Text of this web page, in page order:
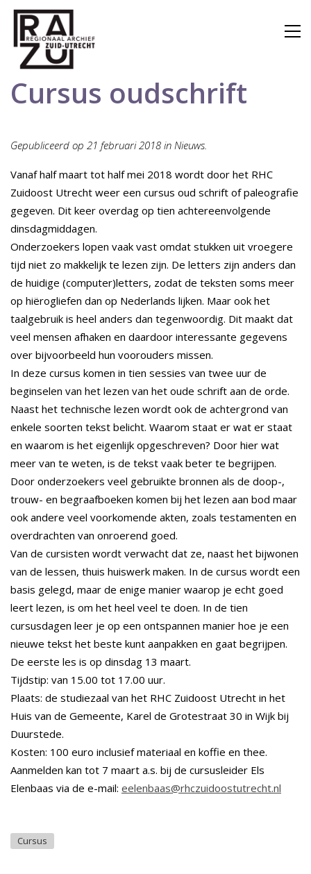
Cursus oudschrift
Gepubliceerd op 21 februari 2018 in Nieuws.
Vanaf half maart tot half mei 2018 wordt door het RHC
Zuidoost Utrecht weer een cursus oud schrift of paleografie
gegeven. Dit keer overdag op tien achtereenvolgende
dinsdagmiddagen.
Onderzoekers lopen vaak vast omdat stukken uit vroegere
tijd niet zo makkelijk te lezen zijn. De letters zijn anders dan
de huidige (computer)letters, zodat de teksten soms meer
op hiërogliefen dan op Nederlands lijken. Maar ook het
taalgebruik is heel anders dan tegenwoordig. Dit maakt dat
veel mensen afhaken en daardoor interessante gegevens
over bijvoorbeeld hun voorouders missen.
In deze cursus komen in tien sessies van twee uur de
beginselen van het lezen van het oude schrift aan de orde.
Naast het technische lezen wordt ook de achtergrond van
enkele soorten tekst belicht. Waarom staat er wat er staat
en waarom is het eigenlijk opgeschreven? Door hier wat
meer van te weten, is de tekst vaak beter te begrijpen.
Door onderzoekers veel gebruikte bronnen als de doop-,
trouw- en begraafboeken komen bij het lezen aan bod maar
ook andere veel voorkomende akten, zoals testamenten en
overdrachten van onroerend goed.
Van de cursisten wordt verwacht dat ze, naast het bijwonen
van de lessen, thuis huiswerk maken. In de cursus wordt een
basis gelegd, maar de enige manier waarop je echt goed
leert lezen, is om het heel veel te doen. In de tien
cursusdagen leer je op een ontspannen manier hoe je een
nieuwe tekst het beste kunt aanpakken en gaat begrijpen.
De eerste les is op dinsdag 13 maart.
Tijdstip: van 15.00 tot 17.00 uur.
Plaats: de studiezaal van het RHC Zuidoost Utrecht in het
Huis van de Gemeente, Karel de Grotestraat 30 in Wijk bij
Duurstede.
Kosten: 100 euro inclusief materiaal en koffie en thee.
Aanmelden kan tot 7 maart a.s. bij de cursusleider Els
Elenbaas via de e-mail: eelenbaas@rhczuidoostutrecht.nl
Cursus